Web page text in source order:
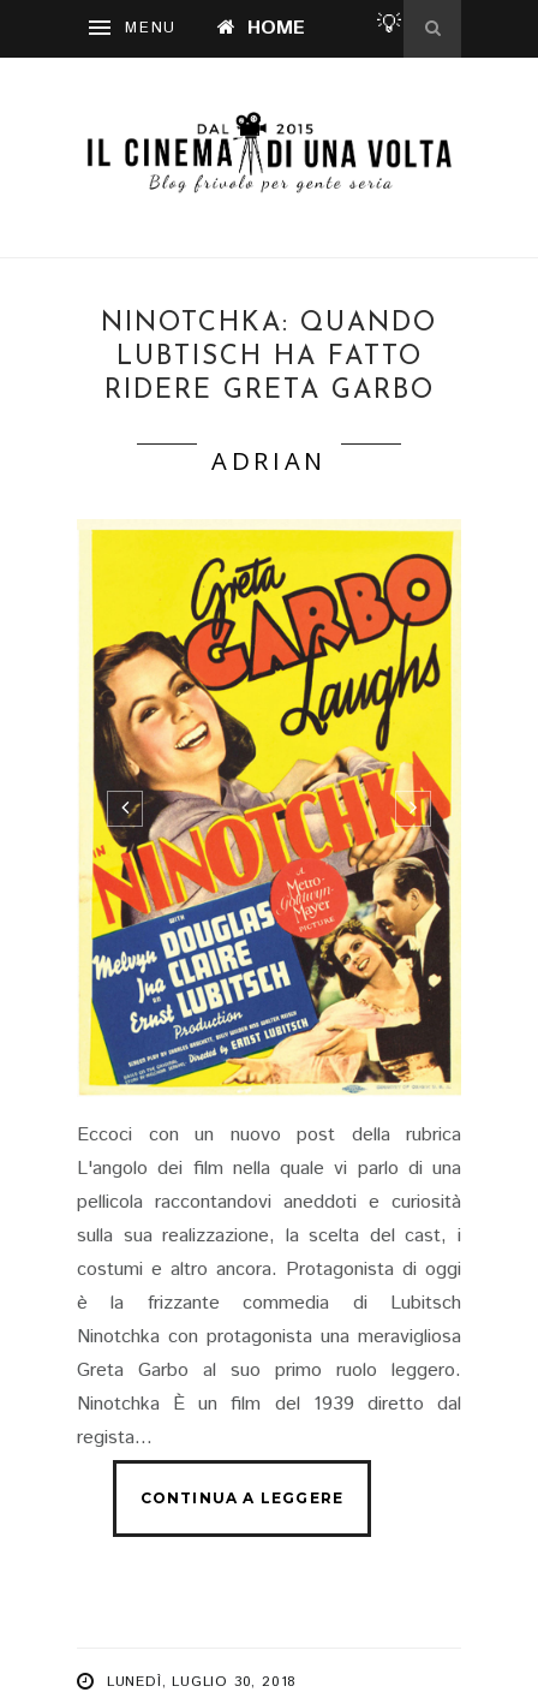
HOME 💡
NINOTCHKA: QUANDO
LUBTISCH HA FATTO
RIDERE GRETA GARBO
ADRIAN
Eccoci con un nuovo post della rubrica
L'angolo dei film nella quale vi parlo di una
pellicola raccontandovi aneddoti e curiosità
sulla sua realizzazione, la scelta del cast, i
costumi e altro ancora. Protagonista di oggi
è la frizzante commedia di Lubitsch
Ninotchka con protagonista una meravigliosa
Greta Garbo al suo primo ruolo leggero.
Ninotchka È un film del 1939 diretto dal
regista...
LUNEDÌ, LUGLIO 30, 2018